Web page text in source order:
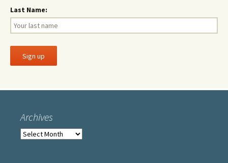
Last Name:
Archives
Archives